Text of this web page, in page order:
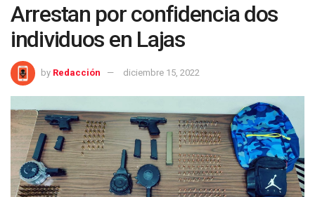
Arrestan por confidencia dos
individuos en Lajas
by Redacción diciembre 15, 2022